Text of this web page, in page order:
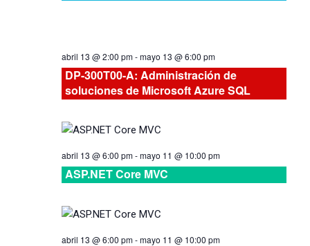
abril 13 @ 2:00 pm-mayo 13 @ 6:00 pm
DP-300T00-A: Administración de
soluciones de Microsoft Azure SQL
abril 13 @ 6:00 pm-mayo 11 @ 10:00 pm
ASP.NET Core MVC
abril 13 @ 6:00 pm-mayo 11 @ 10:00 pm